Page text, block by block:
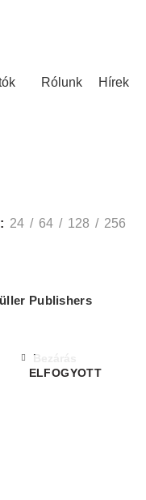
Rólunk Hírek
24 64 128 256
Publishers
ELFOGYOTT
Bezárás